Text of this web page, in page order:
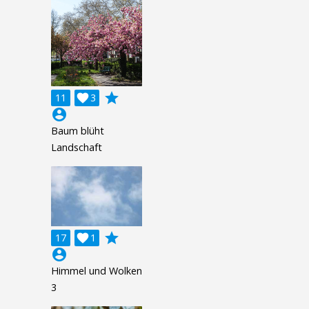
11 3

grade
account_circle
Baum blüht
Landschaft
17 1

grade
account_circle
Himmel und Wolken
3